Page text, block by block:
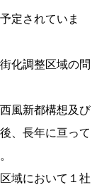
定されていま
化調整区域の問
風新都構想及び
、長年に亘って
域において１社